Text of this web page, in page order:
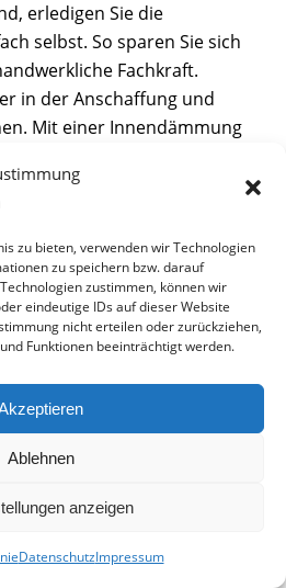
zu bieten, verwenden wir Technologien
zu speichern bzw. darauf
zustimmen, können wir
eindeutige IDs auf dieser Website
nicht erteilen oder zurückziehen,
Funktionen beeinträchtigt werden.
Ablehnen
anzeigen
DatenschutzImpressum
erledigen Sie die
selbst. So sparen Sie sich
Fachkraft.
in der Anschaffung und
Mit einer Innendämmung
vielen Vorteilen der
– Vor- und
Innendämmung ist mit
Wohnraum verkleinert. Der
schließlich nicht außen,
sorgfältig, wenn Sie die
durchführen. Ansonsten